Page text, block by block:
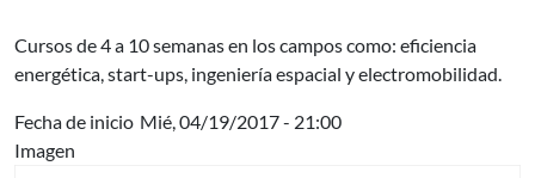
Cursos de 4 a 10 semanas en los campos como: eficiencia
energética, start-ups, ingeniería espacial y electromobilidad.
Fecha de inicio Mié, 04/19/2017 - 21:00
Imagen